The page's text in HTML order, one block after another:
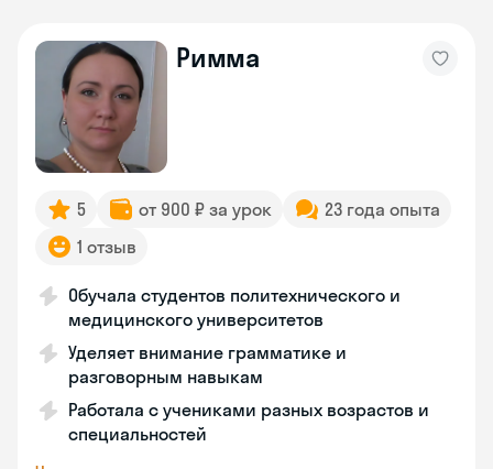
Римма
5 от 900 ₽ за урок
23 года опыта
1 отзыв
Обучала студентов политехнического и
медицинского университетов
Уделяет внимание грамматике и
разговорным навыкам
Работала с учениками разных возрастов и
специальностей